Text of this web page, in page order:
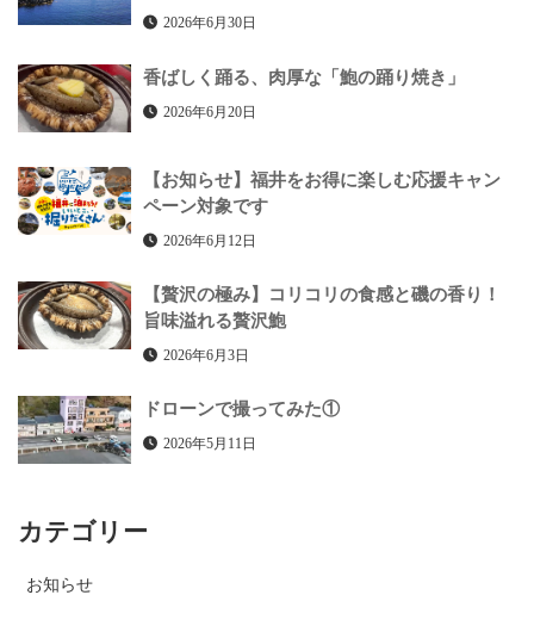
2026年6月30日
香ばしく踊る、肉厚な「鮑の踊り焼き」
2026年6月20日
【お知らせ】福井をお得に楽しむ応援キャン
ペーン対象です
2026年6月12日
【贅沢の極み】コリコリの食感と磯の香り！
旨味溢れる贅沢鮑
2026年6月3日
ドローンで撮ってみた①
2026年5月11日
カテゴリー
お知らせ